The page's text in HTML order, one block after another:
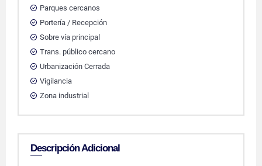
Parques cercanos
Portería / Recepción
Sobre vía principal
Trans. público cercano
Urbanización Cerrada
Vigilancia
Zona industrial
Descripción Adicional